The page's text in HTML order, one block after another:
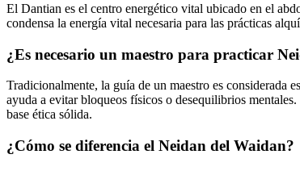
El Dantian es el centro energético vital ubicado en el
condensa la energía vital necesaria para las prácticas
¿Es necesario un maestro para practicar
Tradicionalmente, la guía de un maestro es considerada
ayuda a evitar bloqueos físicos o desequilibrios
base ética sólida.
¿Cómo se diferencia el Neidan del Waidan?